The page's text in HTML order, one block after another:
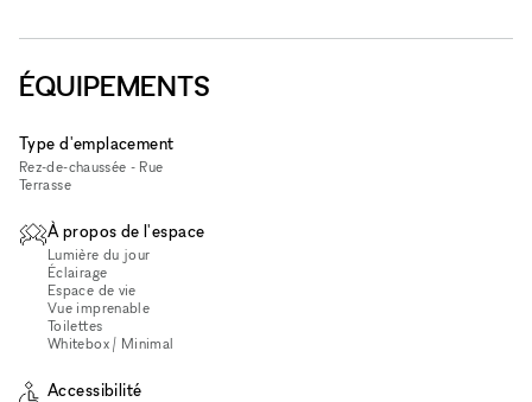
ÉQUIPEMENTS
Type d'emplacement
Rez-de-chaussée - Rue
Terrasse
À propos de l'espace
Lumière du jour
Éclairage
Espace de vie
Vue imprenable
Toilettes
Whitebox / Minimal
Accessibilité